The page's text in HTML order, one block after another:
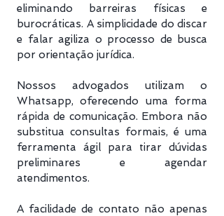
eliminando barreiras físicas e
burocráticas. A simplicidade do discar
e falar agiliza o processo de busca
por orientação jurídica.
Nossos advogados utilizam o
Whatsapp, oferecendo uma forma
rápida de comunicação. Embora não
substitua consultas formais, é uma
ferramenta ágil para tirar dúvidas
preliminares e agendar
atendimentos.
A facilidade de contato não apenas